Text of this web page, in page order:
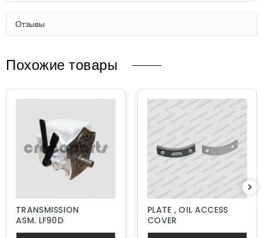
Отзывы
Похожие товары
TRANSMISSION
ASM, LF90D
PLATE , OIL ACCESS
COVER